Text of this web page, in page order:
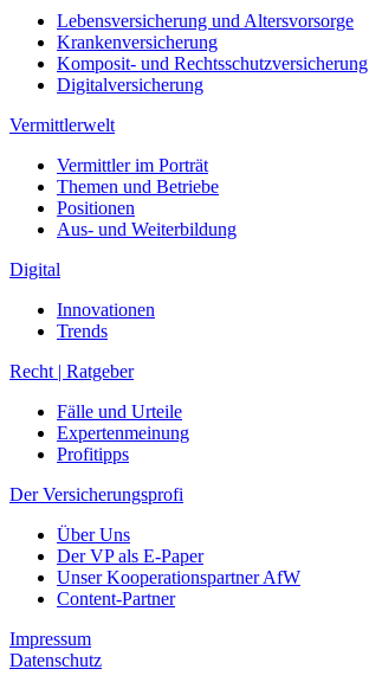
Lebensversicherung und Altersvorsorge
Krankenversicherung
Komposit- und Rechtsschutzversicherung
Digitalversicherung
Vermittlerwelt
Vermittler im Porträt
Themen und Betriebe
Positionen
Aus- und Weiterbildung
Digital
Innovationen
Trends
Recht | Ratgeber
Fälle und Urteile
Expertenmeinung
Profitipps
Der Versicherungsprofi
Über Uns
Der VP als E-Paper
Unser Kooperationspartner AfW
Content-Partner
Impressum
Datenschutz